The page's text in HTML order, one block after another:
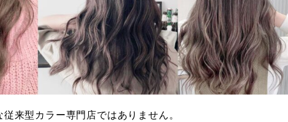
来型カラー専門店ではありません。